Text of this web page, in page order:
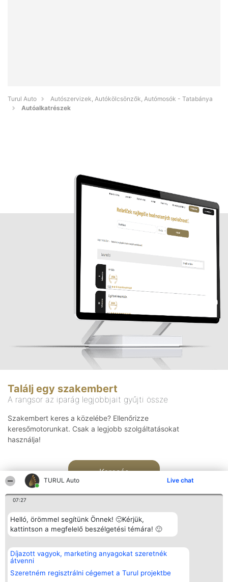
TURUL Auto Live chat
07:27
Helló, örömmel segítünk Önnek! 🙂Kérjük,
kattintson a megfelelő beszélgetési témára! 🙂
Díjazott vagyok, marketing anyagokat szeretnék
átvenni
Szeretném regisztrálni cégemet a Turul projektbe
Turul Auto
Autószervizek, Autókölcsönzők, Autómosók - Tatabánya
Autóalkatrészek
Találj egy szakembert
A rangsor az iparág legjobbjait gyűjti össze
Szakembert keres a közelébe? Ellenőrizze
keresőmotorunkat. Csak a legjobb szolgáltatásokat
használja!
Keresés
Rangsorszervező
SC Beautiful Company S.R.L.
Bulevardul Aleea Timișul De
Sus Nr. 2, Bl. A30, Sc. A, Et.
4, Ap. 13
Népszavazás
Nyertesek
listája
Elérhetőség
Elérhetőség